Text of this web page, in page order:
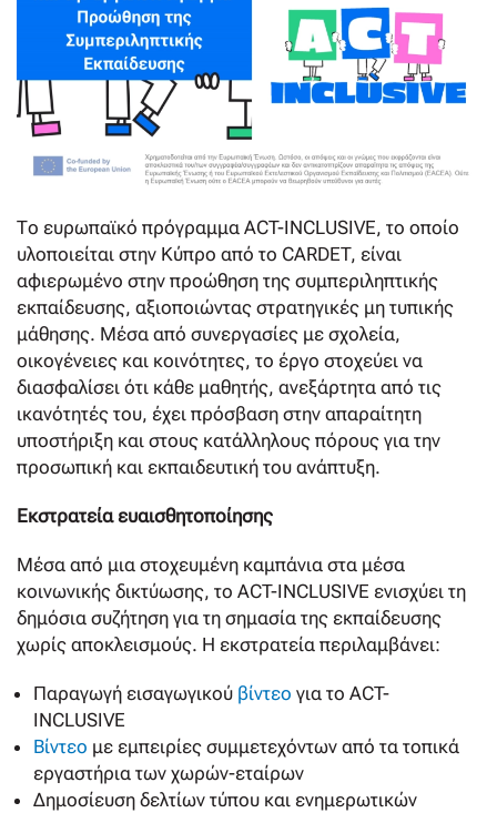
Το ευρωπαϊκό πρόγραμμα ACT-INCLUSIVE, το οποίο
υλοποιείται στην Κύπρο από το CARDET, είναι
αφιερωμένο στην προώθηση της συμπεριληπτικής
εκπαίδευσης, αξιοποιώντας στρατηγικές μη τυπικής
μάθησης. Μέσα από συνεργασίες με σχολεία,
οικογένειες και κοινότητες, το έργο στοχεύει να
διασφαλίσει ότι κάθε μαθητής, ανεξάρτητα από τις
ικανότητές του, έχει πρόσβαση στην απαραίτητη
υποστήριξη και στους κατάλληλους πόρους για την
προσωπική και εκπαιδευτική του ανάπτυξη.
Εκστρατεία ευαισθητοποίησης
Μέσα από μια στοχευμένη καμπάνια στα μέσα
κοινωνικής δικτύωσης, το ACT-INCLUSIVE ενισχύει τη
δημόσια συζήτηση για τη σημασία της εκπαίδευσης
χωρίς αποκλεισμούς. Η εκστρατεία περιλαμβάνει:
Παραγωγή εισαγωγικού βίντεο για το ACT-
INCLUSIVE
Βίντεο με εμπειρίες συμμετεχόντων από τα τοπικά
εργαστήρια των χωρών-εταίρων
Δημοσίευση δελτίων τύπου και ενημερωτικών